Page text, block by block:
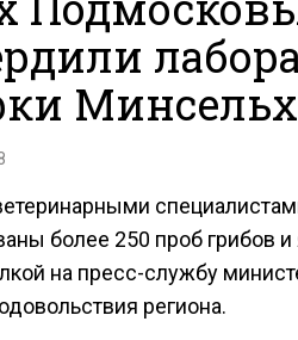
более 250 проб грибов и
на пресс-службу
региона.